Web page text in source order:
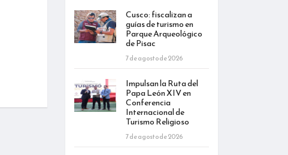
Cusco: fiscalizan a
guías de turismo en
Parque Arqueológico
de Pisac
7 de agosto de 2026
Impulsan la Ruta del
Papa León XIV en
Conferencia
Internacional de
Turismo Religioso
7 de agosto de 2026